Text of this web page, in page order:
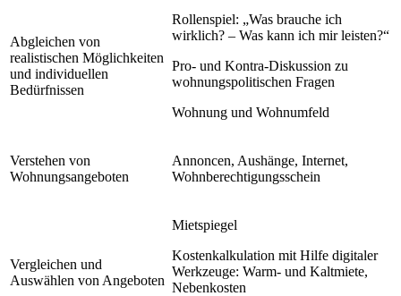
Abgleichen von
realistischen Möglichkeiten
und individuellen
Bedürfnissen
Rollenspiel: „Was brauche ich
wirklich? – Was kann ich mir leisten?“
Pro- und Kontra-Diskussion zu
wohnungspolitischen Fragen
Wohnung und Wohnumfeld
Verstehen von
Wohnungsangeboten
Annoncen, Aushänge, Internet,
Wohnberechtigungsschein
Vergleichen und
Auswählen von Angeboten
Mietspiegel
Kostenkalkulation mit Hilfe digitaler
Werkzeuge: Warm- und Kaltmiete,
Nebenkosten